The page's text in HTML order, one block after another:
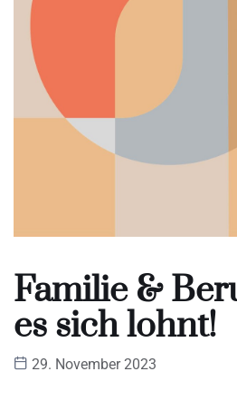
Familie &
es sich lohnt!
29. November 2023